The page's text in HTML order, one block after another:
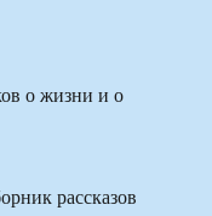
рассказов